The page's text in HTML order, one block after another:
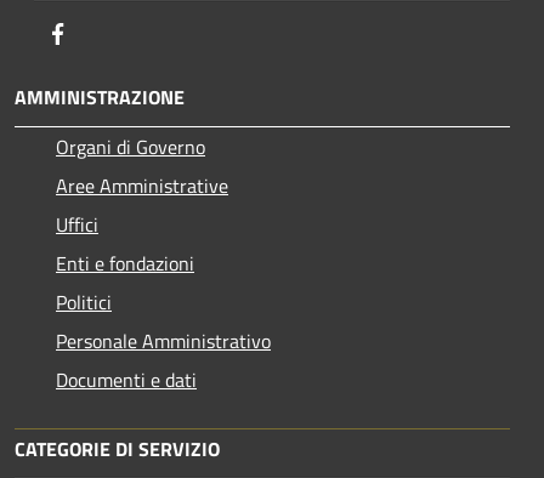
AMMINISTRAZIONE
Organi di Governo
Aree Amministrative
Uffici
Enti e fondazioni
Politici
Personale Amministrativo
Documenti e dati
CATEGORIE DI SERVIZIO